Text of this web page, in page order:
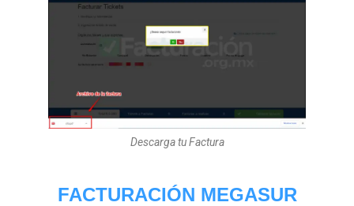
Descarga tu Factura
FACTURACIÓN MEGASUR